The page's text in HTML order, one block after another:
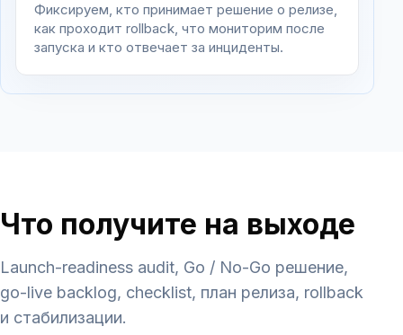
Фиксируем, кто принимает решение о релизе,
как проходит rollback, что мониторим после
запуска и кто отвечает за инциденты.
Что получите на выходе
Launch-readiness audit, Go / No-Go решение,
go-live backlog, checklist, план релиза, rollback
и стабилизации.